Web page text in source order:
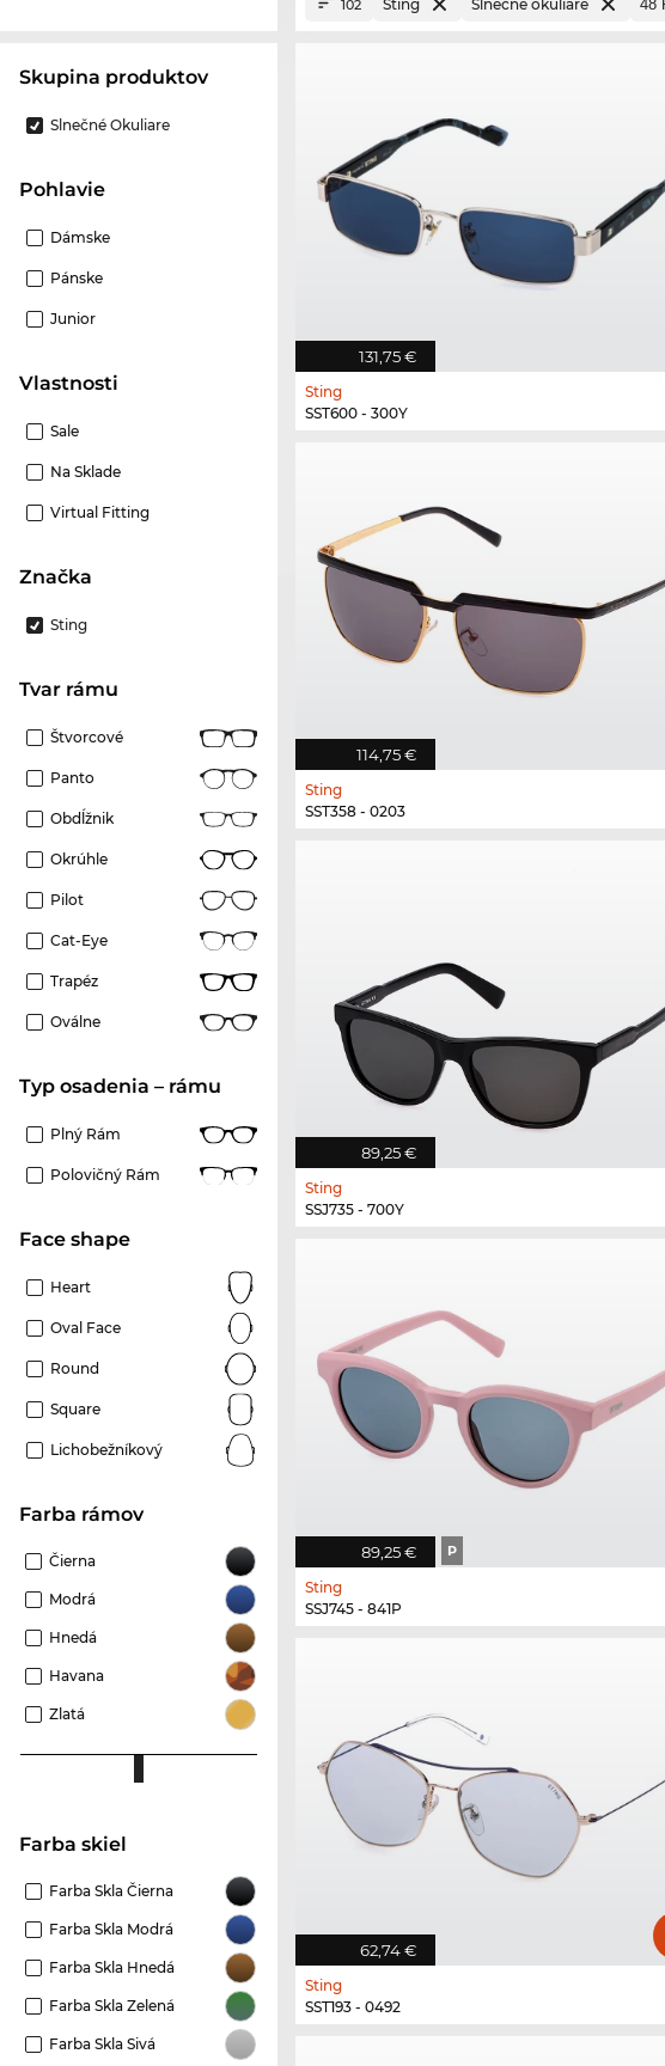
Skupina produktov
Slnečné Okuliare
Pohlavie
Dámske
Pánske
Junior
Vlastnosti
Sale
Na Sklade
Virtual Fitting
Značka
Sting
Tvar rámu
Štvorcové
Panto
Obdĺžnik
Okrúhle
Pilot
Cat-Eye
Trapéz
Oválne
Typ osadenia – rámu
Plný Rám
Polovičný Rám
Face shape
Heart
Oval Face
Round
Square
Lichobežníkový
Farba rámov
Čierna
Modrá
Hnedá
Havana
Zlatá
Farba skiel
Farba Skla Čierna
Farba Skla Modrá
Farba Skla Hnedá
Farba Skla Zelená
Farba Skla Sivá
102 Sting Slnečné okuliare
131,75 €
Sting
SST600 - 300Y
114,75 €
Sting
SST358 - 0203
89,25 €
Sting
SSJ735 - 700Y
89,25 € P
Sting
SSJ745 - 841P
62,74 €
Sting
SST193 - 0492